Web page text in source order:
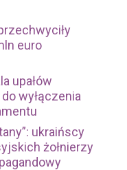
euro
upałów
wyłączenia
ukraińscy
żołnierzy